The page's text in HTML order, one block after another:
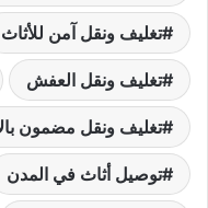
تغليف ونقل آمن للأثاث
تغليف ونقل العفش
تغليف ونقل مضمون
توصيل أثاث في المدن